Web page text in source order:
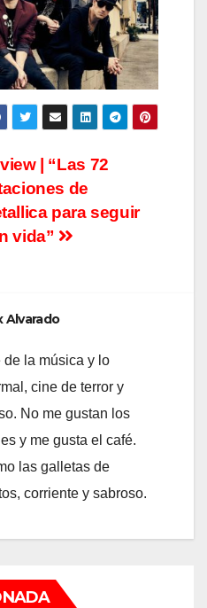
| “Las 72
de
para seguir
vida”
Alvarado
de la música y lo
cine de terror y
No me gustan los
y me gusta el café.
las galletas de
corriente y sabroso.